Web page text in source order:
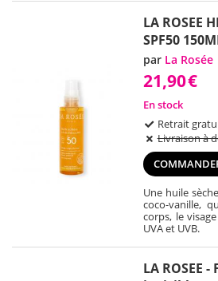
LA ROSEE
SPF50
par La Rosée
21,90€
En stock
Retrait
Livraison à
Une huile
coco-vanille,
corps, le
UVA et UVB.
LA ROSEE